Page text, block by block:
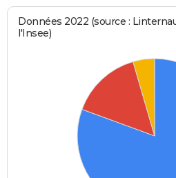
Données 2022 (source :
l'Insee)